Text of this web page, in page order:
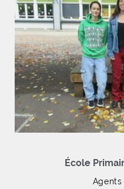
École
Agents